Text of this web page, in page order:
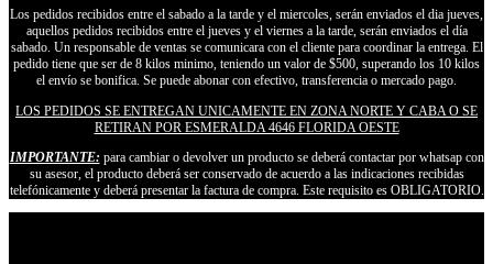
Los pedidos recibidos entre el sabado a la tarde y el miercoles, serán enviados el dia jueves,
aquellos pedidos recibidos entre el jueves y el viernes a la tarde, serán enviados el día
sabado. Un responsable de ventas se comunicara con el cliente para coordinar la entrega. El
pedido tiene que ser de 8 kilos minimo, teniendo un valor de $500, superando los 10 kilos
el envío se bonifica. Se puede abonar con efectivo, transferencia o mercado pago.
LOS PEDIDOS SE ENTREGAN UNICAMENTE EN ZONA NORTE Y CABA O SE
RETIRAN POR ESMERALDA 4646 FLORIDA OESTE
IMPORTANTE: para cambiar o devolver un producto se deberá contactar por whatsap con
su asesor, el producto deberá ser conservado de acuerdo a las indicaciones recibidas
telefónicamente y deberá presentar la factura de compra. Este requisito es OBLIGATORIO.